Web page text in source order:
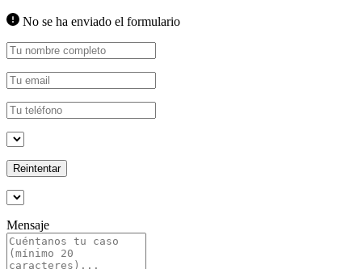
No se ha enviado el formulario
Reintentar
Mensaje